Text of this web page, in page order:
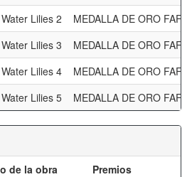
Lilies 2
MEDALLA DE ORO FAF
Lilies 3
MEDALLA DE ORO FAF
Lilies 4
MEDALLA DE ORO FAF
Lilies 5 MEDALLA DE ORO FAF
de la obra
Premios